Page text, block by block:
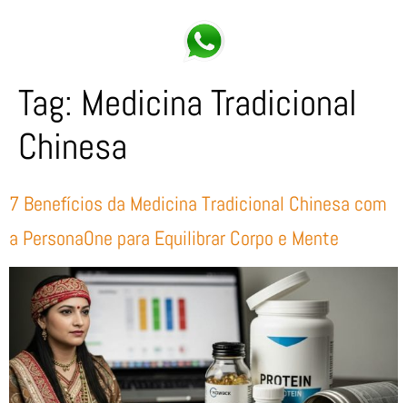
Tag: Medicina Tradicional
Chinesa
7 Benefícios da Medicina Tradicional Chinesa com
a PersonaOne para Equilibrar Corpo e Mente